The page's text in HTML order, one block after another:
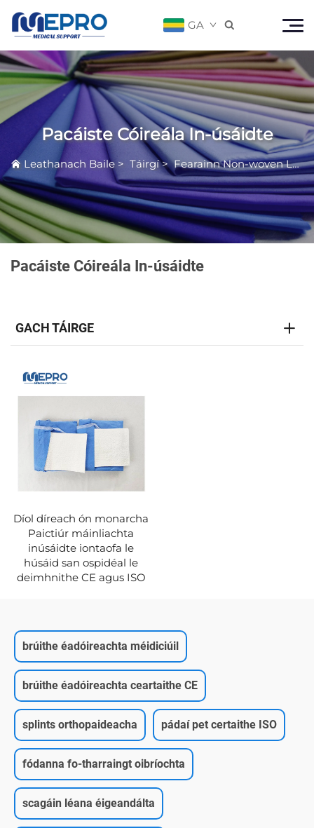
GA 
Pacáiste Cóireála In-úsáidte
Leathanach Baile > Táirgí>Fearainn Non-woven Leighis
Pacáiste Cóireála In-úsáidte
GACH TÁIRGE
Díol díreach ón monarcha
Paictiúr máinliachta
inúsáidte iontaofa le
húsáid san ospidéal le
deimhnithe CE agus ISO
brúithe éadóireachta méidiciúil
brúithe éadóireachta ceartaithe CE
splints orthopaideacha pádaí pet certaithe ISO
fódanna fo-tharraingt oibríochta
scagáin léana éigeandálta